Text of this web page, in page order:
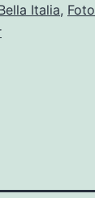
Italia,